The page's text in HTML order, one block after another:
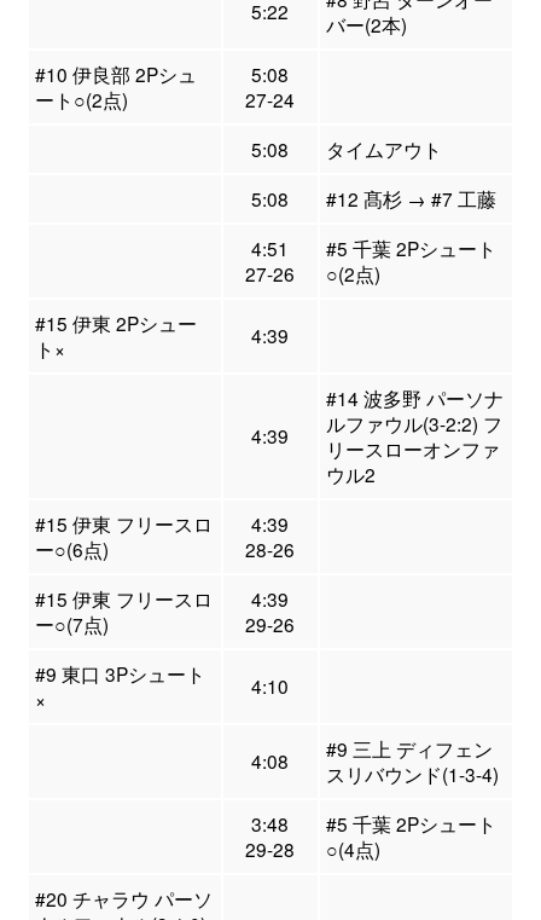
5:22
バー(2本)
#10 伊良部 2Pシュ
ート○(2点)
5:08
27-24
5:08
タイムアウト
5:08
#12 髙杉 → #7 工藤
4:51
27-26
#5 千葉 2Pシュート
○(2点)
#15 伊東 2Pシュー
ト×
4:39
4:39
#14 波多野 パーソナ
ルファウル(3-2:2) フ
リースローオンファ
ウル2
#15 伊東 フリースロ
ー○(6点)
4:39
28-26
#15 伊東 フリースロ
ー○(7点)
4:39
29-26
#9 東口 3Pシュート
×
4:10
4:08
#9 三上 ディフェン
スリバウンド(1-3-4)
3:48
29-28
#5 千葉 2Pシュート
○(4点)
#20 チャラウ パーソ